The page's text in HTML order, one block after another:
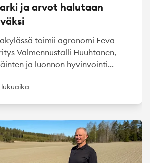
ja arvot halutaan
toimii agronomi Eeva
Valmennustalli Huuhtanen,
ja luonnon hyvinvointi...
lukuaika